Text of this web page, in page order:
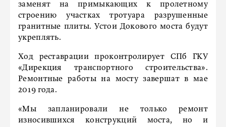
заменят на примыкающих к пролетному
строению участках тротуара разрушенные
гранитные плиты. Устои Докового моста будут
укреплять.
Ход реставрации проконтролирует СПб ГКУ
«Дирекция транспортного строительства».
Ремонтные работы на мосту завершат в мае
2019 года.
«Мы запланировали не только ремонт
износившихся конструкций моста, но и